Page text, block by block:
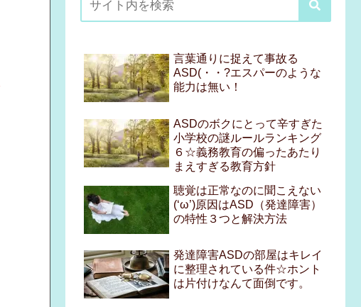
言葉通りに捉えて事故る
ASD(・・?エスパーのような
能力は無い！
ASDのボクにとって辛すぎた
小学校の謎ルールランキング
６☆義務教育の偏ったあたり
まえすぎる教育方針
聴覚は正常なのに聞こえない
(‘ω’)原因はASD（発達障害）
の特性３つと解決方法
発達障害ASDの部屋はキレイ
に整理されている件☆ホント
は片付けなんて面倒です。